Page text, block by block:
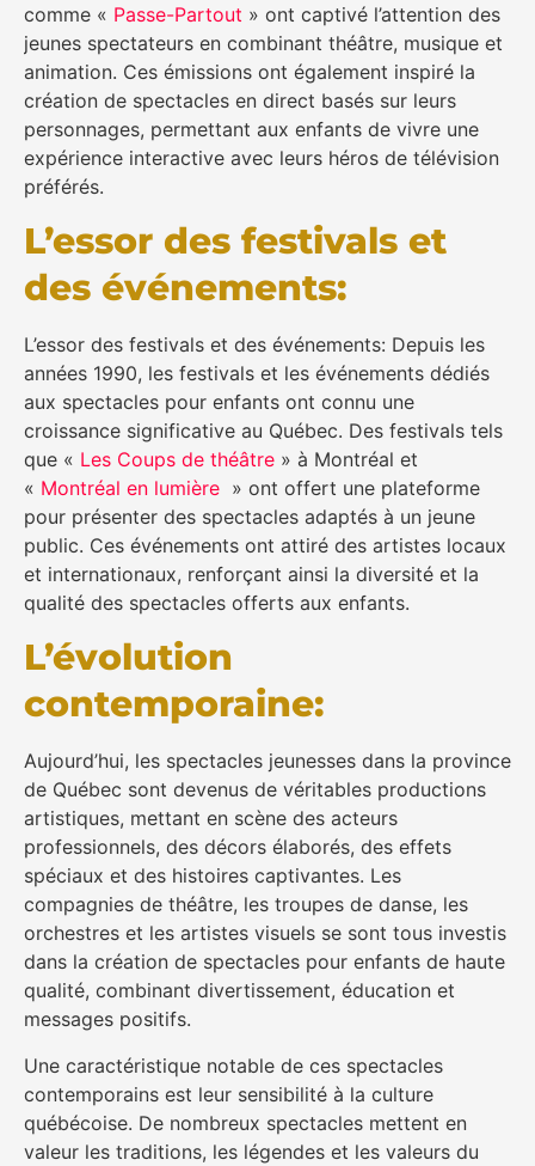
comme « Passe-Partout » ont captivé l’attention des
jeunes spectateurs en combinant théâtre, musique et
animation. Ces émissions ont également inspiré la
création de spectacles en direct basés sur leurs
personnages, permettant aux enfants de vivre une
expérience interactive avec leurs héros de télévision
préférés.
L’essor des festivals et
des événements:
L’essor des festivals et des événements: Depuis les
années 1990, les festivals et les événements dédiés
aux spectacles pour enfants ont connu une
croissance significative au Québec. Des festivals tels
que « Les Coups de théâtre » à Montréal et
« Montréal en lumière » ont offert une plateforme
pour présenter des spectacles adaptés à un jeune
public. Ces événements ont attiré des artistes locaux
et internationaux, renforçant ainsi la diversité et la
qualité des spectacles offerts aux enfants.
L’évolution
contemporaine:
Aujourd’hui, les spectacles jeunesses dans la province
de Québec sont devenus de véritables productions
artistiques, mettant en scène des acteurs
professionnels, des décors élaborés, des effets
spéciaux et des histoires captivantes. Les
compagnies de théâtre, les troupes de danse, les
orchestres et les artistes visuels se sont tous investis
dans la création de spectacles pour enfants de haute
qualité, combinant divertissement, éducation et
messages positifs.
Une caractéristique notable de ces spectacles
contemporains est leur sensibilité à la culture
québécoise. De nombreux spectacles mettent en
valeur les traditions, les légendes et les valeurs du